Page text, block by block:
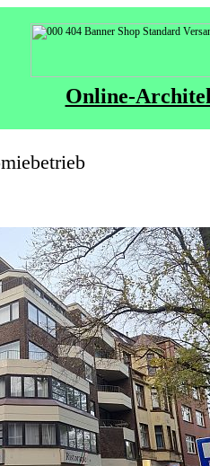
Online-